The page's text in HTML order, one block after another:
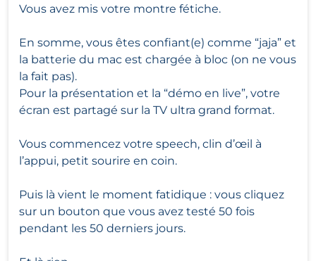
Vous avez mis votre montre fétiche.
En somme, vous êtes confiant(e) comme “jaja” et
la batterie du mac est chargée à bloc (on ne vous
la fait pas).
Pour la présentation et la “démo en live”, votre
écran est partagé sur la TV ultra grand format.
Vous commencez votre speech, clin d’œil à
l’appui, petit sourire en coin.
Puis là vient le moment fatidique : vous cliquez
sur un bouton que vous avez testé 50 fois
pendant les 50 derniers jours.